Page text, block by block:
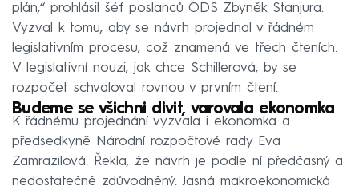
plán,“ prohlásil šéf poslanců ODS Zbyněk Stanjura.
Vyzval k tomu, aby se návrh projednal v řádném
legislativním procesu, což znamená ve třech čteních.
V legislativní nouzi, jak chce Schillerová, by se
rozpočet schvaloval rovnou v prvním čtení.
Budeme se všichni divit, varovala ekonomka
K řádnému projednání vyzvala i ekonomka a
předsedkyně Národní rozpočtové rady Eva
Zamrazilová. Řekla, že návrh je podle ní předčasný a
nedostatečně zdůvodněný. Jasná makroekonomická